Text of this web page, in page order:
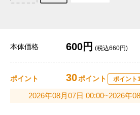
本体価格 600円 (税込660円)
ポイント 30ポイント ポイント
2026年08月07日 00:00~2026年